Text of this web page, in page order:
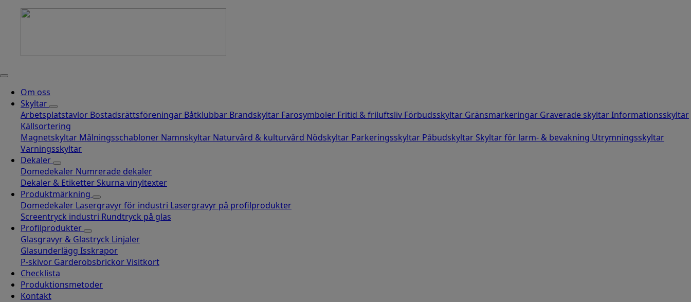
Om oss
Skyltar
Arbetsplatstavlor Bostadsrättsföreningar Båtklubbar Brandskyltar Farosymboler Fritid & friluftsliv Förbudsskyltar Gränsmarkeringar Graverade skyltarInformationsskyltar
Källsortering
Magnetskyltar Målningsschabloner Namnskyltar Naturvård & kulturvård Nödskyltar Parkeringsskyltar Påbudskyltar Skyltar för larm- & bevakning Utrymningsskyltar
Varningsskyltar
Dekaler
Domedekaler Numrerade dekaler
Dekaler & Etiketter Skurna vinyltexter
Produktmärkning
Domedekaler Lasergravyr för industri Lasergravyr på profilprodukter
Screentryck industri Rundtryck på glas
Profilprodukter
Glasgravyr & Glastryck Linjaler
Glasunderlägg Isskrapor
P-skivor GarderobsbrickorVisitkort
Checklista
Produktionsmetoder
Kontakt